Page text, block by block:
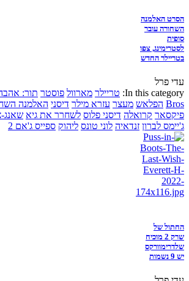
הסרט האלמנה
השחורה עובר
סופית
לסטרימינג, צפו
בטריילר החדש
עדי פרל
In this category: טריילר מארוול פוסטר תור:
Bros הפלאש מעצר עזרא מילר דיסני האלמנה
פיקסאר קרואלה דיסני פלוס לשחרר את גיא שאנג-
ג'יימס לברון זנדאיה לוני טונס ליהוק ספייס ג'אם 2
החתול של
שרק 2 מוכיח
שלדרימוורקס
יש 9 נשמות